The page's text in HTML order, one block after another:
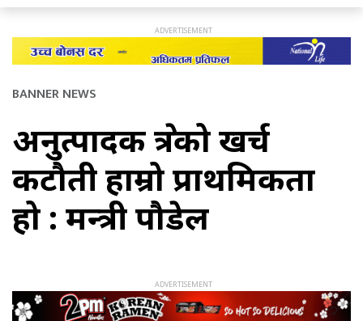
BANNER NEWS
अनुत्पादक क्षेत्रको खर्च
कटौती हाम्रो प्राथमिकता
हो : मन्त्री पौडेल